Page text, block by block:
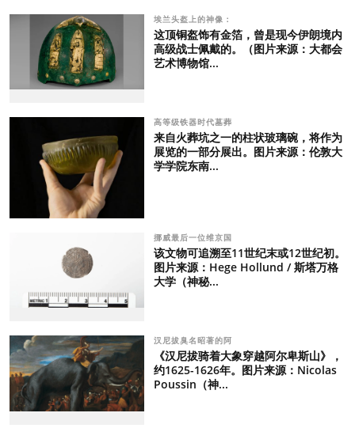
埃兰头盔上的神像：
这顶铜盔饰有金箔，曾是现今伊朗境内
高级战士佩戴的。（图片来源：大都会
艺术博物馆...
高等级铁器时代墓葬
来自火葬坑之一的柱状玻璃碗，将作为
展览的一部分展出。图片来源：伦敦大
学学院东南...
挪威最后一位维京国
该文物可追溯至11世纪末或12世纪初。
图片来源：Hege Hollund / 斯塔万格
大学（神秘...
汉尼拔臭名昭著的阿
《汉尼拔骑着大象穿越阿尔卑斯山》，
约1625-1626年。图片来源：Nicolas
Poussin（神...